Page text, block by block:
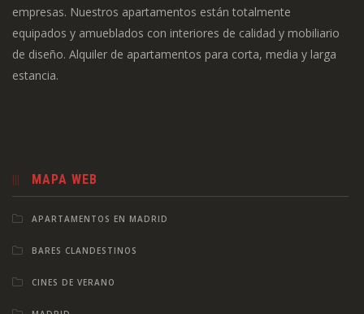
empresas. Nuestros apartamentos están totalmente
equipados y amueblados con interiores de calidad y mobiliario
de diseño. Alquiler de apartamentos para corta, media y larga
estancia.
MAPA WEB
APARTAMENTOS EN MADRID
BARES CLANDESTINOS
CINES DE VERANO